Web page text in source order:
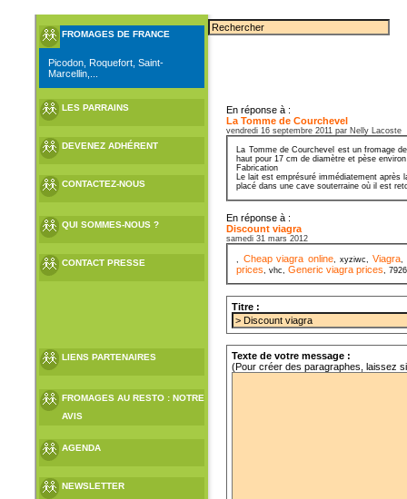
FROMAGES DE FRANCE
Picodon, Roquefort, Saint-
Marcellin,...
LES PARRAINS
DEVENEZ ADHÉRENT
CONTACTEZ-NOUS
QUI SOMMES-NOUS ?
CONTACT PRESSE
LIENS PARTENAIRES
FROMAGES AU RESTO : NOTRE
AVIS
AGENDA
NEWSLETTER
En réponse à :
La Tomme de Courchevel
vendredi 16 septembre 2011 par Nelly Lacoste
La Tomme de Courchevel est un fromage
haut pour 17 cm de diamètre et pèse
Fabrication
Le lait est emprésuré immédiatement
placé dans une cave souterraine où il est
En réponse à :
Discount viagra
samedi 31 mars 2012
, Cheap viagra online, xyziwc,Viagra,
prices, vhc,Generic viagra prices,
Titre :
Texte de votre message :
(Pour créer des paragraphes, laissez